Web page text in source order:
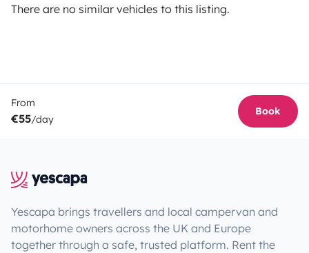
There are no similar vehicles to this listing.
From
€55/day
Book
Yescapa brings travellers and local campervan and
motorhome owners across the UK and Europe
together through a safe, trusted platform. Rent the